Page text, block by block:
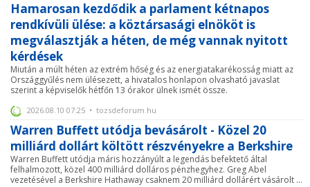
Hamarosan kezdődik a parlament kétnapos
rendkívüli ülése: a köztársasági elnököt is
megválasztják a héten, de még vannak nyitott
kérdések
Miután a múlt héten az extrém hőség és az energiatakarékosság miatt az
Országgyűlés nem ülésezett, a hivatalos honlapon olvasható javaslat
szerint a képviselők hétfőn 13 órakor ülnek ismét össze.
2026.08.10 07:25 • tozsdeforum.hu
Warren Buffett utódja bevásárolt - Közel 20
milliárd dollárt költött részvényekre a Berkshire
Warren Buffett utódja máris hozzányúlt a legendás befektető által
felhalmozott, közel 400 milliárd dolláros pénzhegyhez. Greg Abel
vezetésével a Berkshire Hathaway csaknem 20 milliárd dollárért vásárolt ...